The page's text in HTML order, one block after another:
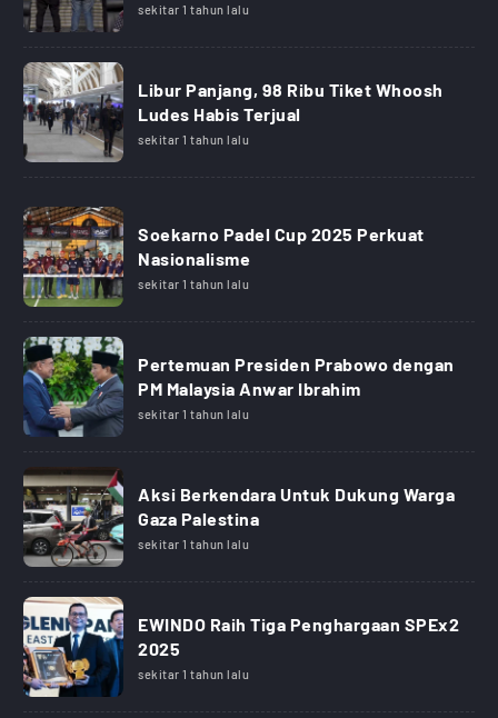
sekitar 1 tahun lalu
Libur Panjang, 98 Ribu Tiket Whoosh
Ludes Habis Terjual
sekitar 1 tahun lalu
Soekarno Padel Cup 2025 Perkuat
Nasionalisme
sekitar 1 tahun lalu
Pertemuan Presiden Prabowo dengan
PM Malaysia Anwar Ibrahim
sekitar 1 tahun lalu
Aksi Berkendara Untuk Dukung Warga
Gaza Palestina
sekitar 1 tahun lalu
EWINDO Raih Tiga Penghargaan SPEx2
2025
sekitar 1 tahun lalu